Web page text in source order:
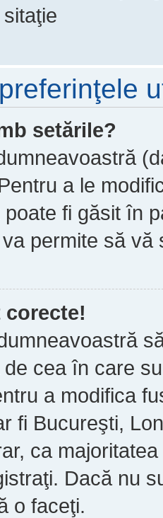
setările?
a le
fi găsit în
permite să vă
corecte!
cea în care
a modifica
fi Bucureşti,
ca
Dacă nu
o faceţi.